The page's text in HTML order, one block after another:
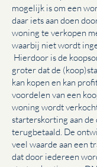
mogelijk is om een
daar iets aan doen
woning te verkopen
waarbij niet wordt
Hierdoor is de
groter dat de
kan kopen en kan
voordelen van een
woning wordt
starterskorting aan
terugbetaald. De
veel waarde aan een
dat door iedereen